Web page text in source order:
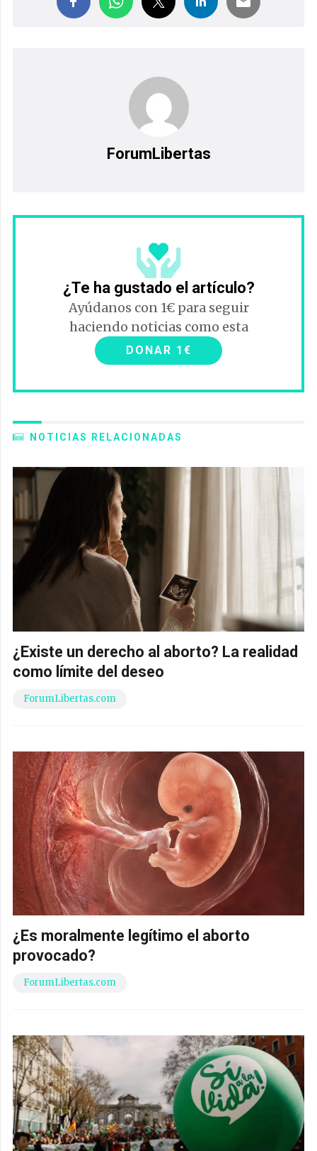
ForumLibertas
¿Te ha gustado el artículo?
Ayúdanos con 1€ para seguir
haciendo noticias como esta
DONAR 1€
NOTICIAS RELACIONADAS
¿Existe un derecho al aborto? La realidad
como límite del deseo
ForumLibertas.com
¿Es moralmente legítimo el aborto
provocado?
ForumLibertas.com